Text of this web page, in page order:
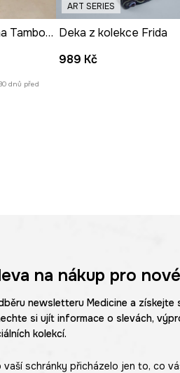
Deka z kolekce Ilona Tambor x Medicine
dnů před
ART SERIES
Deka z kolekce Frida
989 Kč
na nákup pro
newsletteru Medicine a získejte
si ujít informace o slevách,
kolekcí.
vaší schránky přicházelo jen to, co